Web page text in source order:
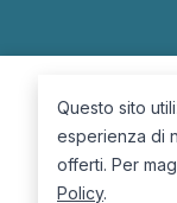
Questo sito
esperienza di
offerti. Per
Policy.